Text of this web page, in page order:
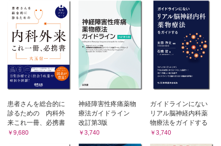
F 理学療法
G 生活習慣の指導
⑥薬剤の使用過多による頭痛（MOH）の治療
⑦月経関連・妊娠・授乳中の治療
⑧小児・思春期の治療
A 小児・思春期の片頭痛
B 起立性調節障害（OD）
C 不登校・家族への対応
4. 二次性頭痛・他診療科からみた頭痛
①二次性頭痛の鑑別
患者さんを総合的に
診るための 内科外
来これ一冊、必携書
￥9,680
神経障害性疼痛薬物
療法ガイドライン
改訂第3版
￥3,740
ガイドラインにない
リアル脳神経内科薬
物療法をガイドする
￥3,740